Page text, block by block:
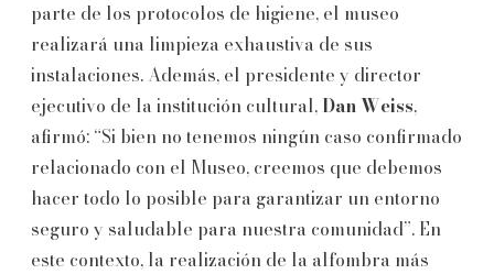
parte de los protocolos de higiene, el museo
realizará una limpieza exhaustiva de sus
instalaciones. Además, el presidente y director
ejecutivo de la institución cultural, Dan Weiss,
afirmó: “Si bien no tenemos ningún caso confirmado
relacionado con el Museo, creemos que debemos
hacer todo lo posible para garantizar un entorno
seguro y saludable para nuestra comunidad”. En
este contexto, la realización de la alfombra más